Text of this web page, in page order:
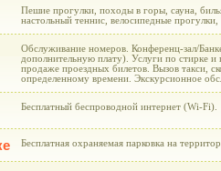
Пешие прогулки, походы в горы, сауна,
настольный теннис, велосипедные прогулки,
Обслуживание номеров. Конференц-зал/
дополнительную плату). Услуги по стирке
продаже проездных билетов. Вызов такси,
определенному времени. Экскурсионное
Бесплатный беспроводной интернет (Wi-Fi).
Бесплатная охраняемая парковка на